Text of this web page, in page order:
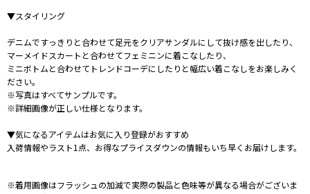
▼スタイリング
デニムですっきりと合わせて足元をクリアサンダルにして抜け感を出したり、
マーメイドスカートと合わせてフェミニンに着こなしたり、
ミニボトムと合わせてトレンドコーデにしたりと幅広い着こなしをお楽しみく
ださい。
※写真はすべてサンプルです。
※詳細画像が正しい仕様となります。
▼気になるアイテムはお気に入り登録がおすすめ
入荷情報やラスト1点、お得なプライスダウンの情報もいち早くお届けします。
※着用画像はフラッシュの加減で実際の製品と色味等が異なる場合がございま